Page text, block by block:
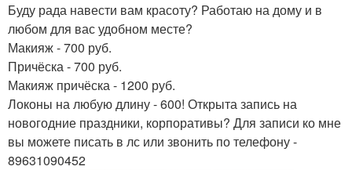
Буду рада навести вам красоту? Работаю на дому и в
любом для вас удобном месте?
Макияж - 700 руб.
Причёска - 700 руб.
Макияж причёска - 1200 руб.
Локоны на любую длину - 600! Открыта запись на
новогодние праздники, корпоративы? Для записи ко мне
вы можете писать в лс или звонить по телефону -
89631090452